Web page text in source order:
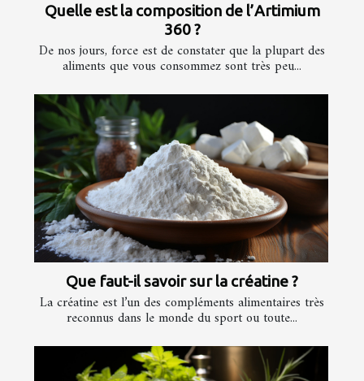
Quelle est la composition de l’Artimium
360 ?
De nos jours, force est de constater que la plupart des
aliments que vous consommez sont très peu...
Que faut-il savoir sur la créatine ?
La créatine est l’un des compléments alimentaires très
reconnus dans le monde du sport ou toute...